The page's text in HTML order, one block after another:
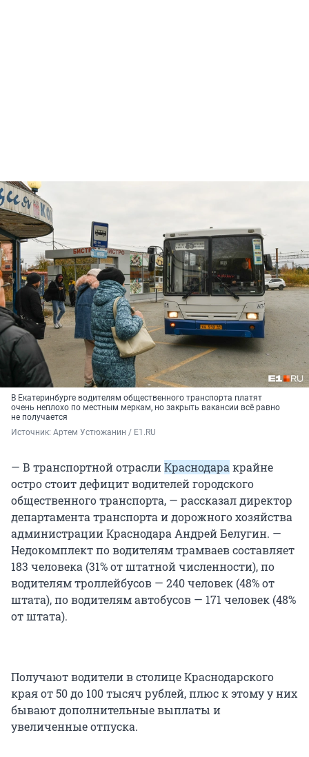
В Екатеринбурге водителям общественного транспорта платят
очень неплохо по местным меркам, но закрыть вакансии всё равно
не получается
Источник: Артем Устюжанин / E1.RU
— В транспортной отраслиКраснодаракрайне
остро стоит дефицит водителей городского
общественного транспорта, — рассказал директор
департамента транспорта и дорожного хозяйства
администрации Краснодара Андрей Белугин. —
Недокомплект по водителям трамваев составляет
183 человека (31% от штатной численности), по
водителям троллейбусов — 240 человек (48% от
штата), по водителям автобусов — 171 человек (48%
от штата).
Получают водители в столице Краснодарского
края от 50 до 100 тысяч рублей, плюс к этому у них
бывают дополнительные выплаты и
увеличенные отпуска.